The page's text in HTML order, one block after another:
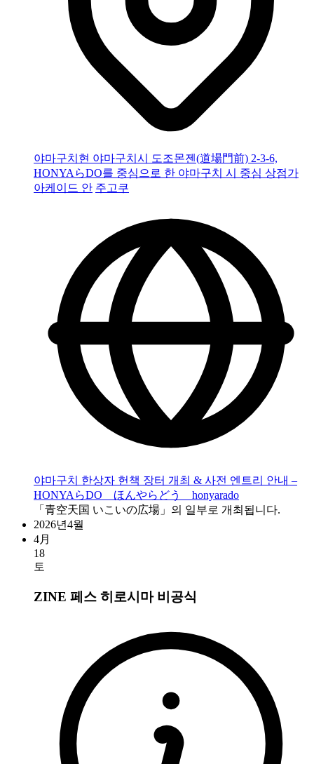
야마구치현 야마구치시 도조몬젠(道場門前) 2-3-6,
HONYAらDO를 중심으로 한 야마구치 시 중심 상점가
아케이드 안 주고쿠
야마구치 한상자 헌책 장터 개최 & 사전 엔트리 안내 –
HONYAらDO ほんやらどう honyarado
「青空天国 いこいの広場」의 일부로 개최됩니다.
2026년4월
4月
18
토
ZINE 페스 히로시마 비공식